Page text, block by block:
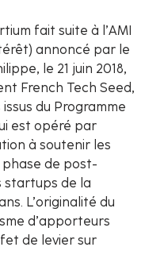
fait suite à l’AMI
annoncé par le
le 21 juin 2018,
French Tech Seed,
du Programme
est opéré par
à soutenir les
de post-
startups de la
L’originalité du
d’apporteurs
de levier sur